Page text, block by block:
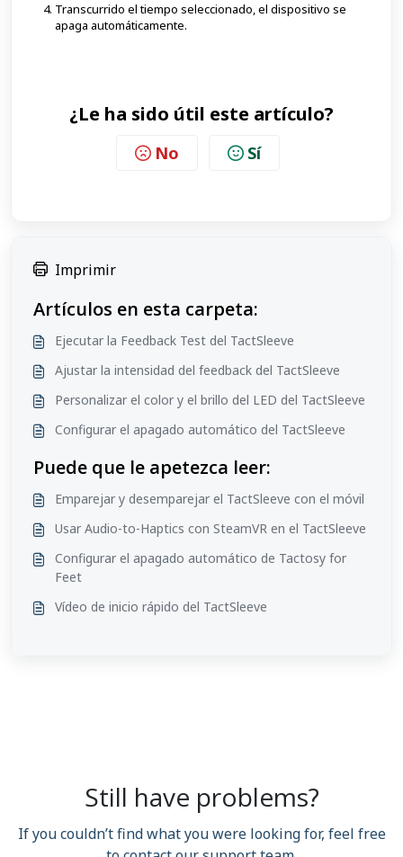
Transcurrido el tiempo seleccionado, el dispositivo se
apaga automáticamente.
¿Le ha sido útil este artículo?
No Sí
Imprimir
Artículos en esta carpeta:
Ejecutar la Feedback Test del TactSleeve
Ajustar la intensidad del feedback del TactSleeve
Personalizar el color y el brillo del LED del TactSleeve
Configurar el apagado automático del TactSleeve
Puede que le apetezca leer:
Emparejar y desemparejar el TactSleeve con el móvil
Usar Audio-to-Haptics con SteamVR en el TactSleeve
Configurar el apagado automático de Tactosy for
Feet
Vídeo de inicio rápido del TactSleeve
Still have problems?
If you couldn’t find what you were looking for, feel free